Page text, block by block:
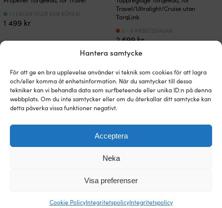
Hantera samtycke
För att ge en bra upplevelse använder vi teknik som cookies för att lagra
och/eller komma åt enhetsinformation. När du samtycker till dessa
tekniker kan vi behandla data som surfbeteende eller unika ID:n på denna
webbplats. Om du inte samtycker eller om du återkallar ditt samtycke kan
detta påverka vissa funktioner negativt.
Acceptera
Neka
Visa preferenser
Cookie PolicyIntegritetspolicyIntegritetspolicy
1 499 kr
1 I LAGER (FLER KAN KÖPAS)
Travel/Ultralight/Cruise utan
TorqLink
2 699kr
3 - 6 ARBETSDAGAR
(Short), Range Package, 1100 W, kort
(Long), Range Package, 1100 W, lång